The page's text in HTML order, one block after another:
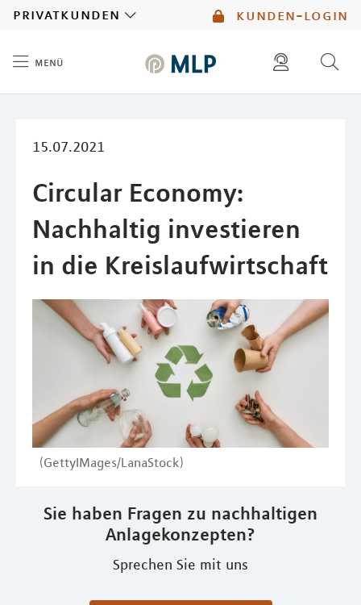
kunden-login
privatkunden
menü
15.07.2021
Circular Economy:
Nachhaltig investieren
in die Kreislaufwirtschaft
(GettyIMages/LanaStock)
Sie haben Fragen zu nachhaltigen
Anlagekonzepten?
Sprechen Sie mit uns